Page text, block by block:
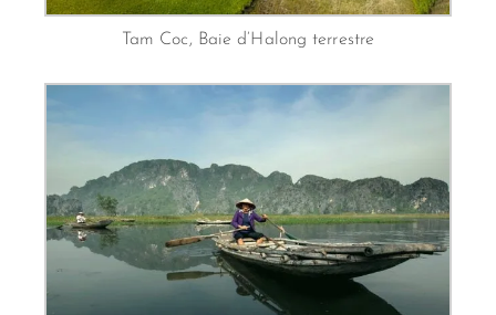
Tam Coc, Baie d’Halong terrestre